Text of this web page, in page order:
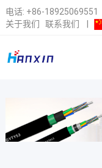
电话: +86-18925069551
关于我们
联系我们